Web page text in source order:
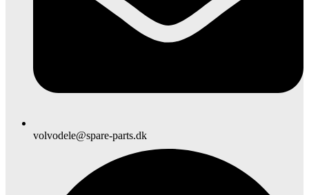
volvodele@spare-parts.dk